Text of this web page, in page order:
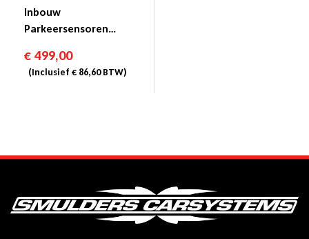
Inbouw
Parkeersensoren
7106F
€ 499,00
(Inclusief € 86,60BTW)